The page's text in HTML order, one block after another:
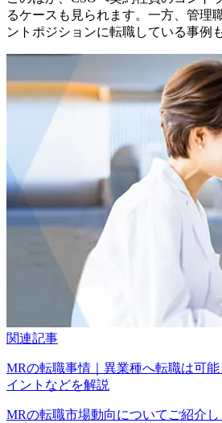
るケースも見られます。一方、管理
ントポジションに転職している事例
関連記事
MRの転職事情｜異業種へ転職は可
イントなどを解説
MRの転職市場動向についてご紹介し